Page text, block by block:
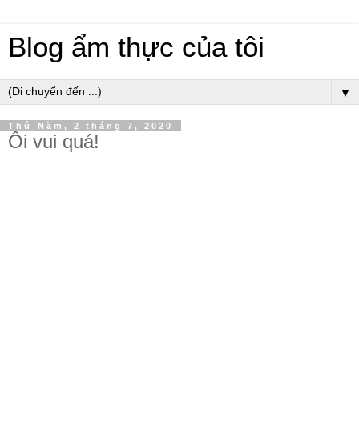
Blog ẩm thực của tôi
▼
Thứ Năm, 2 tháng 7, 2020
Ôi vui quá!